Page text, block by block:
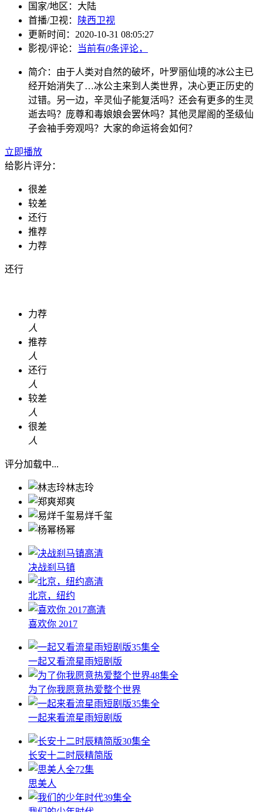
国家/地区： 大陆
首播/卫视：
陕西卫视
更新时间： 2020-10-31 08:05:27
影视/评论：
当前有0条评论，
简介： 由于人类对自然的破坏，叶罗丽仙境的冰公主已
经开始消失了…冰公主来到人类世界，决心更正历史的
过错。另一边，辛灵仙子能复活吗？还会有更多的生灵
逝去吗？庞尊和毒娘娘会罢休吗？其他灵犀阁的圣级仙
子会袖手旁观吗？大家的命运将会如何？
立即播放
给影片评分：
很差
较差
还行
推荐
力荐
还行
力荐
人
推荐
人
还行
人
较差
人
很差
人
评分加载中...
林志玲
郑爽
易烊千玺
杨幂
高清
决战刹马镇
高清
北京，纽约
高清
喜欢你 2017
35集全
一起又看流星雨短剧版
48集全
为了你我愿意热爱整个世界
35集全
一起来看流星雨短剧版
30集全
长安十二时辰精简版
全72集
思美人
39集全